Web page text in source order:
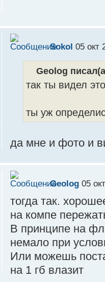
Sokol 05 окт
Geolog
так ты видел
ты уж
да мне и фото и
Geolog 05
тогда так.
на компе
В принципе на
немало при
Или можешь
на 1 гб влазит